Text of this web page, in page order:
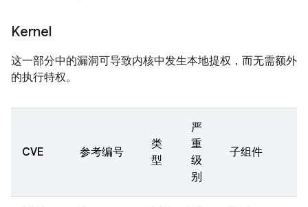
Kernel
这一部分中的漏洞可导致内核中发生本地提权，而无需额外
的执行特权。
CVE 参考编号
类
型
严
重
级
别
子组件